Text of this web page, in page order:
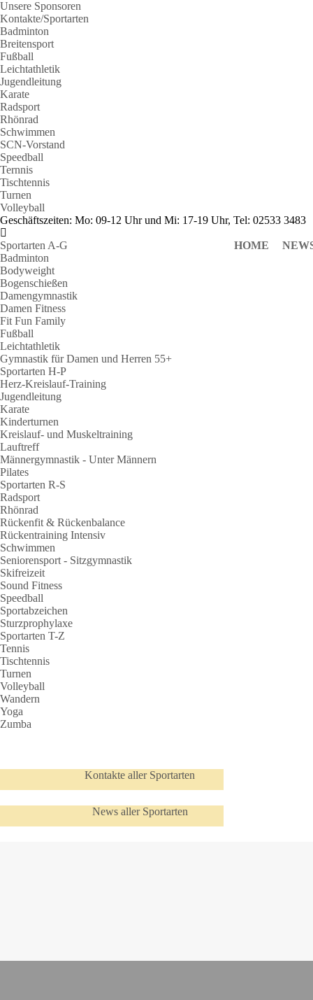
Unsere Sponsoren
Kontakte/Sportarten
Badminton
Breitensport
Fußball
Leichtathletik
Jugendleitung
Karate
Radsport
Rhönrad
Schwimmen
SCN-Vorstand
Speedball
Ternnis
Tischtennis
Turnen
Volleyball
Geschäftszeiten: Mo: 09-12 Uhr und Mi: 17-19 Uhr, Tel: 02533 3483
HOME
Sportarten A-G
Badminton
Bodyweight
Bogenschießen
Damengymnastik
Damen Fitness
Fit Fun Family
Fußball
Leichtathletik
Gymnastik für Damen und Herren 55+
Sportarten H-P
Herz-Kreislauf-Training
Jugendleitung
Karate
Kinderturnen
Kreislauf- und Muskeltraining
Lauftreff
Männergymnastik - Unter Männern
Pilates
Sportarten R-S
Radsport
Rhönrad
Rückenfit & Rückenbalance
Rückentraining Intensiv
Schwimmen
Seniorensport - Sitzgymnastik
Skifreizeit
Sound Fitness
Speedball
Sportabzeichen
Sturzprophylaxe
Sportarten T-Z
Tennis
Tischtennis
Turnen
Volleyball
Wandern
Yoga
Zumba
Kontakte aller Sportarten
News aller Sportarten